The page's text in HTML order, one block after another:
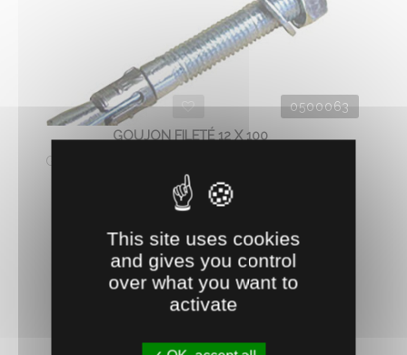
0500063
GOUJON FILETÉ 12 X 100
Goujon fileté inox A4. Bague inox. Vendu à l'unité.
81 € HT
AJOUTER AU PANIER
This site uses cookies
and gives you control
over what you want to
activate